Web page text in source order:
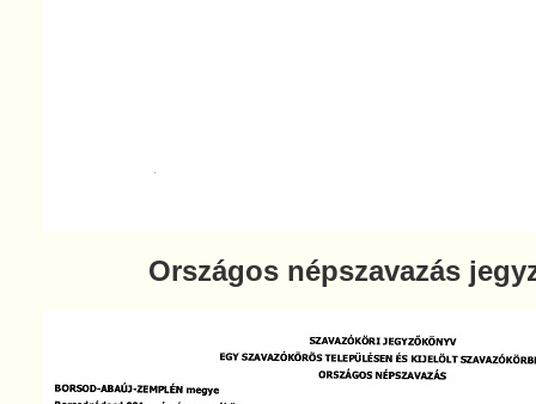
Országos népszavazás